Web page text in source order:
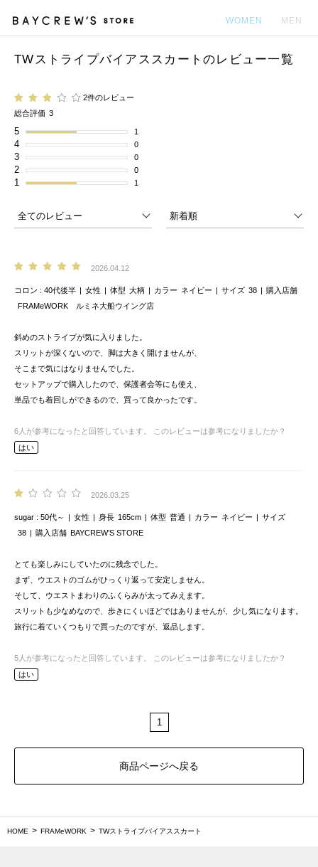
WOMEN MEN
TWストライプバイアススカートのレビュー一覧
2件のレビュー
総合評価 3
5 1
4 0
3 0
2 0
1 1
2026.04.12
コロン 40代後半 女性 体型 大柄 カラー ネイビー サイズ 38
購入店舗
FRAMeWORK ルミネ大船ウイング店
斜めのストライプが気に入りました。
スリットが深くないので、脚は大きく開けませんが、
そこまで気にはなりませんでした。
セットアップで購入したので、保護者会等にも使え、
単品でも着回しができるので、買って良かったです。
6 人が参考になったと回答しています。
このレビューは参考になりましたか？
はい
2026.03.25
sugar 50代～ 女性 身長 165cm 体型 普通 カラー ネイビー
サイズ
38
購入店舗 BAYCREW’S STORE
とても楽しみにしていたのに残念でした。
まず、ウエストのゴムがひっくり返って安定しません。
そして、ウエストまわりのふくらみが太ってみえます。
スリットも少なめなので、歩きにくいほどではありませんが、少し気になります。
旅行に着ていくつもりで買ったのですが、返品します。
5 人が参考になったと回答しています。
このレビューは参考になりましたか？
はい
1
商品ページへ戻る
HOME FRAMeWORK TWストライプバイアススカート